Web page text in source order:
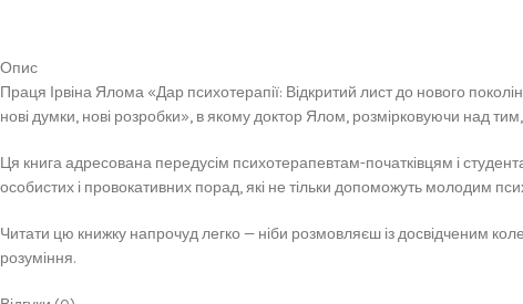
Опис
Праця Ірвіна Ялома «Дар психотерапії: Відкритий лист до нового
нові думки, нові розробки», в якому доктор Ялом, розмірковуючи над
Ця книга адресована передусім психотерапевтам-початківцям і
особистих і провокативних порад, які не тільки допоможуть молодим
Читати цю книжку напрочуд легко — ніби розмовляєш із досвідченим
розуміння.